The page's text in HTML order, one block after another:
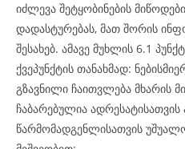
იძლევა შეტყობინების
დადასტურებას, მათ შორის
შესახებ. ამავე მუხლის 6.1
ქვეპუნქტის თანახმად:
გზავნილი ჩაითვლება მხარის
ჩაბარებულია ადრესატისათვის
წარმომადგენლისათვის